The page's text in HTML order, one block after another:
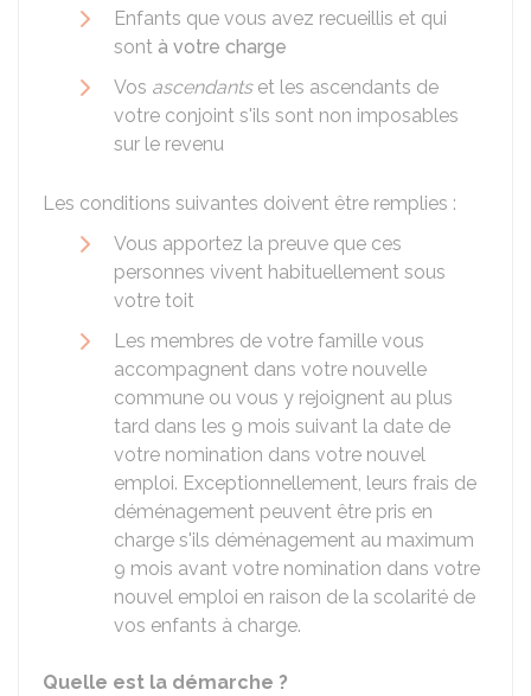
Enfants que vous avez recueillis et qui
sont à votre charge
Vos ascendantset les ascendants de
votre conjoint s'ils sont non imposables
sur le revenu
Les conditions suivantes doivent être remplies :
Vous apportez la preuve que ces
personnes vivent habituellement sous
votre toit
Les membres de votre famille vous
accompagnent dans votre nouvelle
commune ou vous y rejoignent au plus
tard dans les 9 mois suivant la date de
votre nomination dans votre nouvel
emploi. Exceptionnellement, leurs frais de
déménagement peuvent être pris en
charge s'ils déménagement au maximum
9 mois avant votre nomination dans votre
nouvel emploi en raison de la scolarité de
vos enfants à charge.
Quelle est la démarche ?